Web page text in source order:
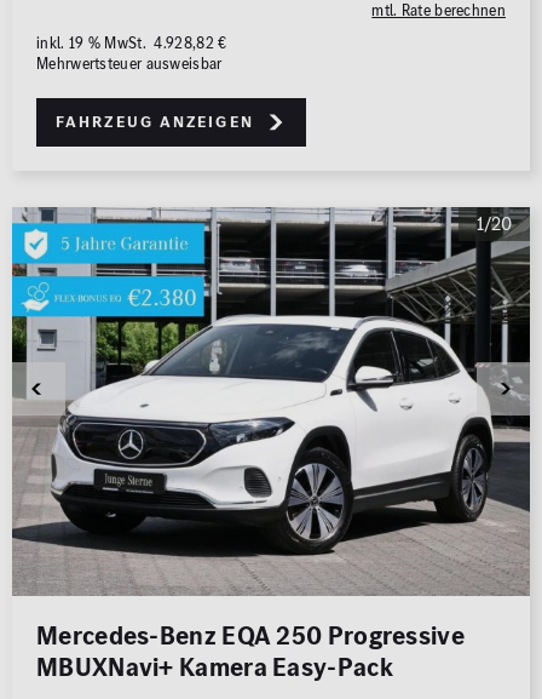
mtl. Rate berechnen
inkl. 19 % MwSt. 4.928,82 €
Mehrwertsteuer ausweisbar
Fahrzeug anzeigen
1/20
Mercedes-Benz EQA 250 Progressive
MBUXNavi+ Kamera Easy-Pack